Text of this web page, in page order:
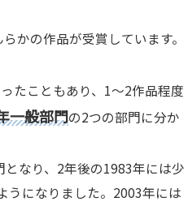
かの作品が受賞しています。
たこともあり、1〜2作品程度
一般部門の2つの部門に分か
となり、2年後の1983年には少
うになりました。2003年には